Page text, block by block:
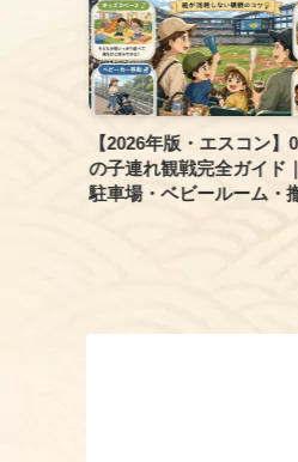
【2026年版・エスコン】
の子連れ観戦完全ガイド
駐車場・ベビールーム・